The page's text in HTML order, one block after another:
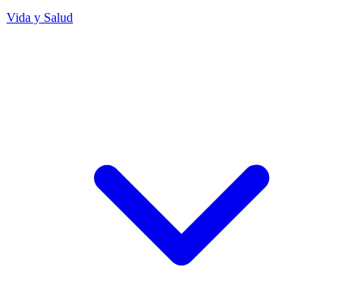
Vida y Salud